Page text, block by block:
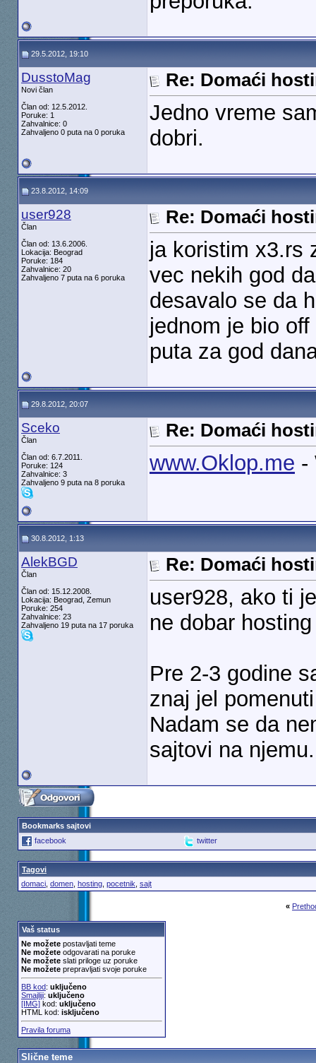
29.5.2012, 19:10
DusstoMag
Novi član
Član od: 12.5.2012.
Poruke: 1
Zahvalnice: 0
Zahvaljeno 0 puta na 0 poruka
Re: Domaći
Jedno vreme
dobri.
23.8.2012, 14:09
user928
Član
Član od: 13.6.2006.
Lokacija: Beograd
Poruke: 184
Zahvalnice: 20
Zahvaljeno 7 puta na 6 poruka
Re: Domaći
ja koristim x3.rs
vec nekih god
desavalo se da
jednom je bio
puta za god
29.8.2012, 20:07
Sceko
Član
Član od: 6.7.2011.
Poruke: 124
Zahvalnice: 3
Zahvaljeno 9 puta na 8 poruka
Re: Domaći
www.Oklop.me -
30.8.2012, 1:13
AlekBGD
Član
Član od: 15.12.2008.
Lokacija: Beograd, Zemun
Poruke: 254
Zahvalnice: 23
Zahvaljeno 19 puta na 17 poruka
Re: Domaći
user928, ako ti
ne dobar
Pre 2-3 godine
znaj jel
Nadam se da
sajtovi na njemu.
Bookmarks sajtovi
facebook
twitter
Tagovi
domaci, domen, hosting, pocetnik sajt
«
Vaš status
Ne možetepostavljati teme
Ne možeteodgovarati na poruke
Ne možeteslati priloge uz poruke
Ne možeteprepravljati svoje poruke
BB kod: uključeno
Smajliji: uključeno
[IMG]kod: uključeno
HTML kod: isključeno
Pravila foruma
Slične teme